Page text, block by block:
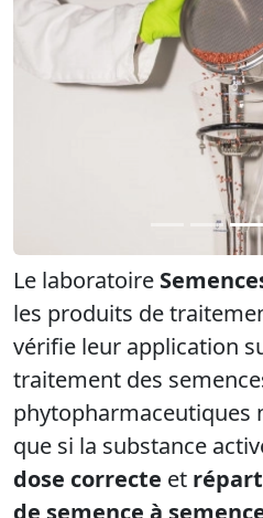
Le laboratoire
les produits de
vérifie leur application
traitement des
phytopharmaceutiques
que si la substance
dose correcte et